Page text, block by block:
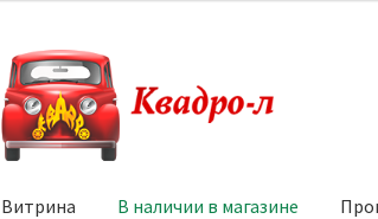
Перейти
к
навигации
Перейти
к
содержимому
Витрина В наличии в магазине